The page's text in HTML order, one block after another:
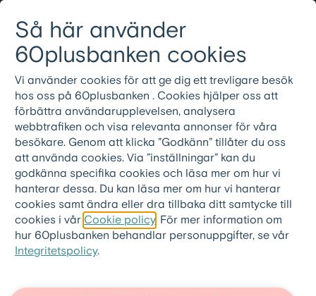
Så här använder
60plusbanken cookies
Vi använder cookies för att ge dig ett trevligare besök
hos oss på 60plusbanken . Cookies hjälper oss att
förbättra användarupplevelsen, analysera
webbtrafiken och visa relevanta annonser för våra
besökare. Genom att klicka ”Godkänn” tillåter du oss
att använda cookies. Via ”inställningar” kan du
godkänna specifika cookies och läsa mer om hur vi
hanterar dessa. Du kan läsa mer om hur vi hanterar
cookies samt ändra eller dra tillbaka ditt samtycke till
cookies i vår Cookie policy . För mer information om
hur 60plusbanken behandlar personuppgifter, se vår
Integritetspolicy.
Meny
08-501 01 200
Vanliga frågor och
svar
60plusbanken.se > Frågor och svar >
Om 60pluslånet
Varför har ett pensionärslån